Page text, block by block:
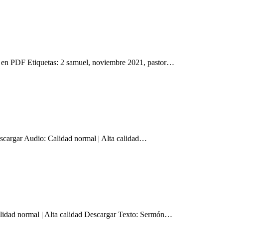
PDF Etiquetas: 2 samuel, noviembre 2021, pastor…
Audio: Calidad normal | Alta calidad…
normal | Alta calidad Descargar Texto: Sermón…